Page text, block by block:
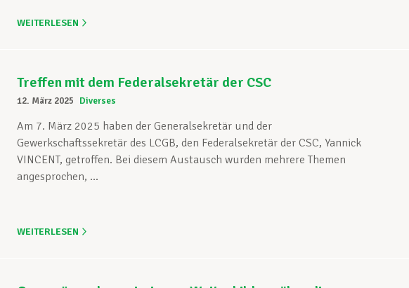
WEITERLESEN
Treffen mit dem Federalsekretär der CSC
12. März 2025 Diverses
Am 7. März 2025 haben der Generalsekretär und der
Gewerkschaftssekretär des LCGB, den Federalsekretär der CSC, Yannick
VINCENT, getroffen. Bei diesem Austausch wurden mehrere Themen
angesprochen, ...
WEITERLESEN